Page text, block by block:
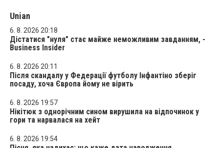
Unian
6. 8. 2026 20:18
Дістатися "нуля" стає майже неможливим завданням, -
Business Insider
6. 8. 2026 20:11
Після скандалу у Федерації футболу Інфантіно зберіг
посаду, хоча Європа йому не вірить
6. 8. 2026 19:57
Нікітюк з однорічним сином вирушила на відпочинок у
гори та нарвалася на хейт
6. 8. 2026 19:54